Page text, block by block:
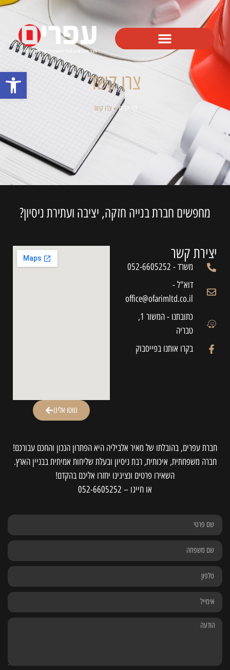
פתח צרו קשר
דף הבית»צרו קשר
מחפשים חברת בנייה חזקה, יציבה ועתירת ניסיון?
יצירת קשר
משרד - 052-6605252
דוא"ל -
office@ofarimltd.co.il
כתובתנו - המשור 1,
טבריה
בקרו אותנו בפייסבוק
נווטו אלינו
חברת עפרים, בהובלתו של מאיר אלביליה היא הפתרון הנכון והחכם עבורכם!
חברה משפחתית, איכותית, רבת ניסיון ובעלת שליחות אמיתית בבניין הארץ.
השאירו פרטים ונציגינו יחזרו אליכם בהקדם!
או חייגו – 052-6605252